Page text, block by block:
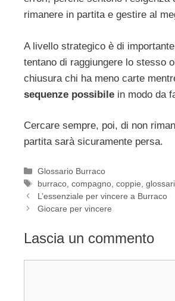
rimanere in partita e gestire al
A livello strategico è di importante
tentano di raggiungere lo stesso
chiusura chi ha meno carte
sequenze possibile in modo da
Cercare sempre, poi, di non
partita sarà sicuramente persa.
Categorie
Glossario Burraco
Tag
burraco ,compagno ,coppie ,
L’essenziale per vincere a Burraco
Giocare per vincere
Lascia un commento